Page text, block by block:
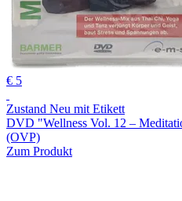
€ 5
Zustand Neu mit Etikett
DVD "Wellness Vol. 12 ‒
(OVP)
Zum Produkt